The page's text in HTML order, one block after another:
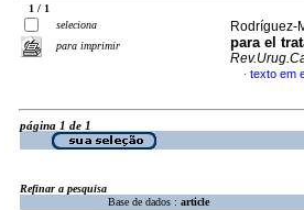
1 / 1
seleciona
para imprimir
Rodríguez-
para el
· texto em
página 1 de 1
Refinar a pesquisa
Base de dados : article